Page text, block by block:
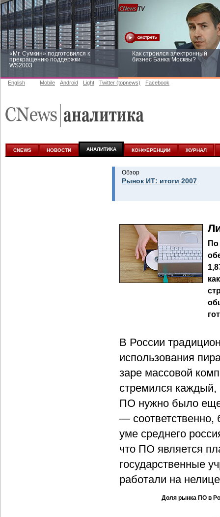
«Mr. Сумкин» подготовился к
прекращению поддержки
WS2003
Как строился электронный
бизнес Банка Москвы?
аналитике
English Mobile Android Light Twitter (topnews) Facebook
CNEWS НОВОСТИ АНАЛИТИКА КОНФЕРЕНЦИИ ЖУРНАЛ
Обзор
Рынок ИТ: итоги 2007
По
В России
использования
заре массовой
стремился каждый,
ПО нужно было еще
— соответственно,
уме среднего
что ПО является
государственные
работали на
Доля рынка ПО в